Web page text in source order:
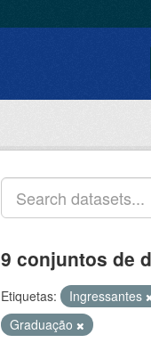
9 conjuntos de
Etiquetas: Ingressantes
Graduação